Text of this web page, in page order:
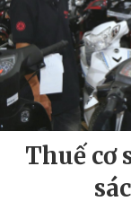
Thuế cơ